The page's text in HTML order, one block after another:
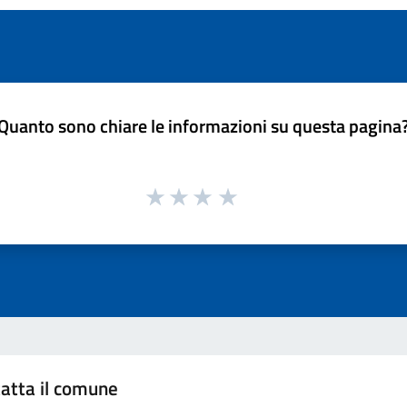
sono chiare le informazioni su questa
il comune